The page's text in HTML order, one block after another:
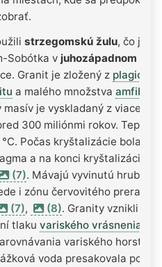
strzegomskú žulu, čo je
Sobótka v juhozápadnom
Granit je zložený z
a malého množstva amfibolu
masív je vyskladaný z viacerých
300 miliónmi rokov. Teplota
Počas kryštalizácie bola
a na konci kryštalizácie
(7). Mávajú vyvinutú
i zónu červovitého
(7), (8). Granity vznikli
tlaku variského vrásnenia
variského horstva
voda presakovala po